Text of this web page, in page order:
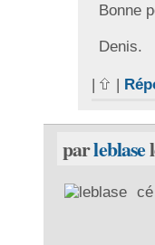
Bonne
Denis.
| |
parleblase